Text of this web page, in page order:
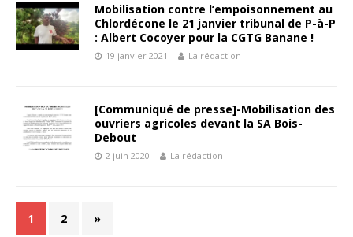
Mobilisation contre l’empoisonnement au
Chlordécone le 21 janvier tribunal de P-à-P
: Albert Cocoyer pour la CGTG Banane !
19 janvier 2021 La rédaction
[Communiqué de presse]-Mobilisation des
ouvriers agricoles devant la SA Bois-
Debout
2 juin 2020 La rédaction
1 2 »